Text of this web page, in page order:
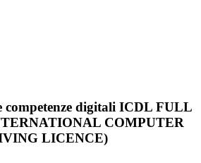
competenze digitali ICDL FULL
COMPUTER
LICENCE)